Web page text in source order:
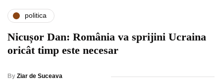
politica
Nicușor Dan: România va sprijini Ucraina
oricât timp este necesar
By Ziar de Suceava